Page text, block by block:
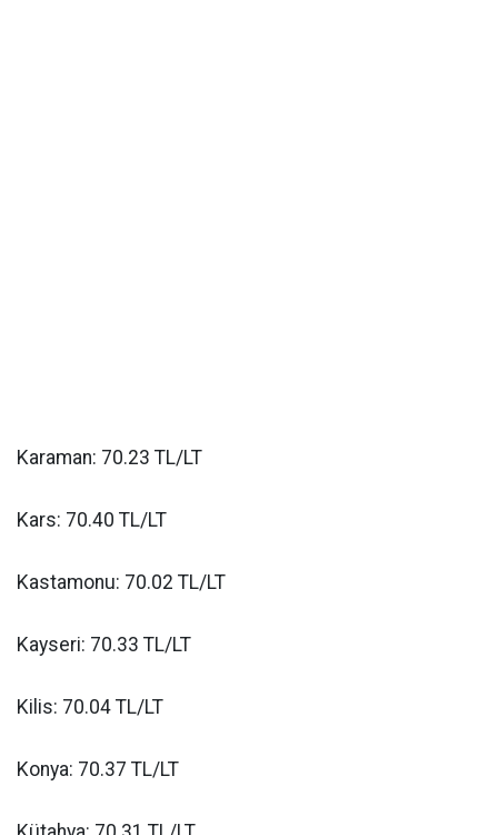
Karaman: 70.23 TL/LT
Kars: 70.40 TL/LT
Kastamonu: 70.02 TL/LT
Kayseri: 70.33 TL/LT
Kilis: 70.04 TL/LT
Konya: 70.37 TL/LT